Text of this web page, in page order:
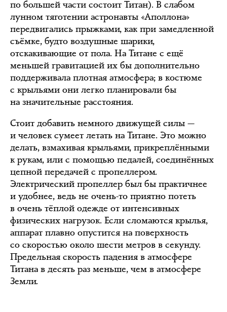
по большей части состоит Титан). В слабом
лунном тяготении астронавты «Аполлона»
передвигались прыжками, как при замедленной
съёмке, будто воздушные шарики,
отскакивающие от пола. На Титане с ещё
меньшей гравитацией их бы дополнительно
поддерживала плотная атмосфера; в костюме
с крыльями они легко планировали бы
на значительные расстояния.
Стоит добавить немного движущей силы —
и человек сумеет летать на Титане. Это можно
делать, взмахивая крыльями, прикреплёнными
к рукам, или с помощью педалей, соединённых
цепной передачей с пропеллером.
Электрический пропеллер был бы практичнее
и удобнее, ведь не очень-то приятно потеть
в очень тёплой одежде от интенсивных
физических нагрузок. Если сломаются крылья,
аппарат плавно опустится на поверхность
со скоростью около шести метров в секунду.
Предельная скорость падения в атмосфере
Титана в десять раз меньше, чем в атмосфере
Земли.